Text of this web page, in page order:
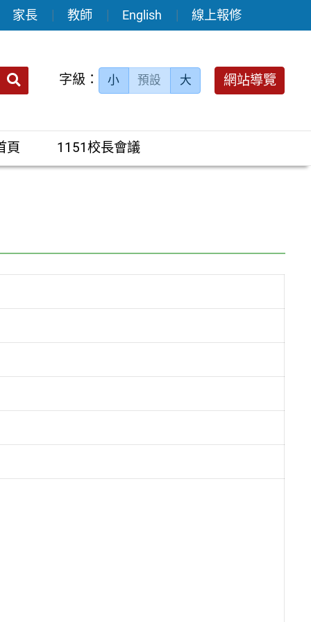
家長 教師 English 線上報修
送出 字級： 小 預設 大 網站導覽
頁 1151校長會議